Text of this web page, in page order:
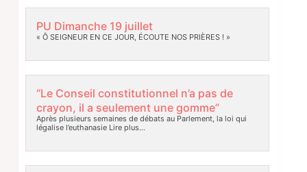
PU Dimanche 19 juillet
« Ô SEIGNEUR EN CE JOUR, ÉCOUTE NOS PRIÈRES ! »
“Le Conseil constitutionnel n’a pas de
crayon, il a seulement une gomme”
Après plusieurs semaines de débats au Parlement, la loi qui
légalise l’euthanasieLire plus…